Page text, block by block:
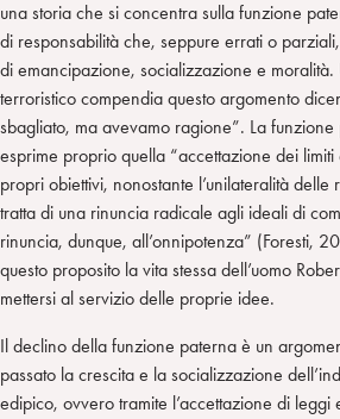
una storia che si concentra sulla funzione
di responsabilità che, seppure errati o
di emancipazione, socializzazione e
terroristico compendia questo argomento
sbagliato, ma avevamo ragione”. La
esprime proprio quella “accettazione dei
propri obiettivi, nonostante l’unilateralità
tratta di una rinuncia radicale agli ideali di
rinuncia, dunque, all’onnipotenza” (Foresti,
questo proposito la vita stessa dell’uomo
mettersi al servizio delle proprie idee.
Il declino della funzione paterna è un
passato la crescita e la socializzazione
edipico, ovvero tramite l’accettazione di leggi